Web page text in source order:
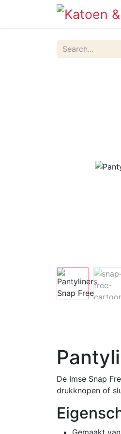
De Imse Snap
drukknopen of
Gemaakt